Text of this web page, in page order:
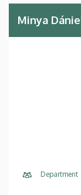
Minya
Department